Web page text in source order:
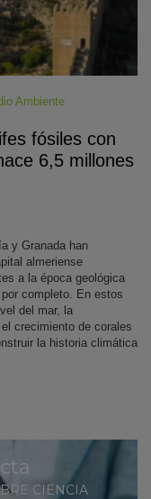
Ambiente
fósiles con
6,5 millones
y Granada han
almeriense
a la época geológica
completo. En estos
del mar, la
crecimiento de corales
la historia climática
CIENCIA